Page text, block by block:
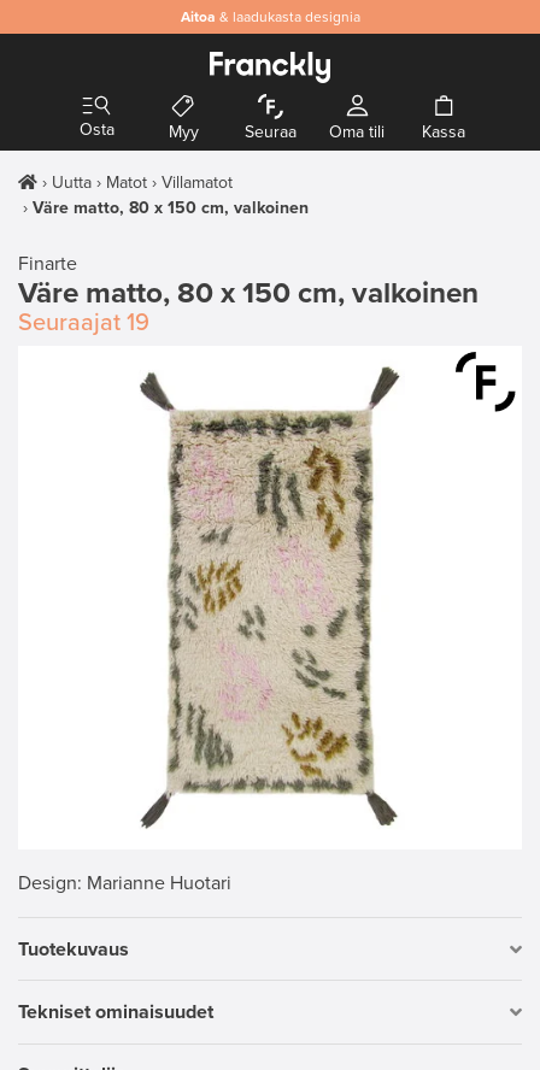
Aitoa & laadukasta designia
Osta Myy Seuraa Oma tili Kassa
Uutta Matot
Villamatot
Väre matto, 80 x 150 cm, valkoinen
Finarte
Väre matto, 80 x 150 cm, valkoinen
Seuraajat 19
Design: Marianne Huotari
Tuotekuvaus
Tekniset ominaisuudet